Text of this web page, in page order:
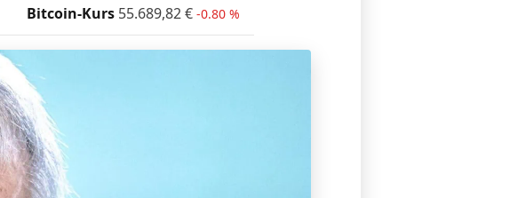
Bitcoin-Kurs 55.689,82€ -0.80 %